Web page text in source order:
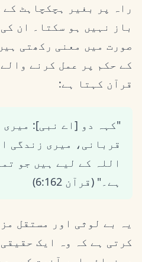
راہ پر بغیر ہچکچاہٹ
باز نہیں ہو سکتا۔ ان
صورت میں معنی رکھتی
کے حکم پر عمل کرنے
قرآن کہتا ہے:
"کہہ دو [اے نبی]: میری
قربانی، میری زندگی
اللہ کے لیے ہیں جو
ہے۔" (قرآن 6:162)
یہ بے لوثی اور مستقل
کرتی ہے کہ وہ ایک